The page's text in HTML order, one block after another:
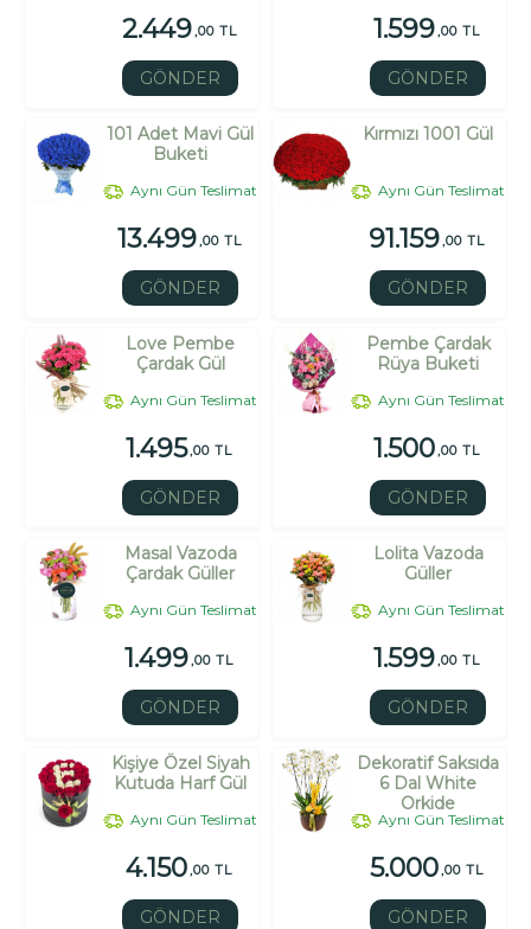
2.449,00 TL
GÖNDER
1.599,00 TL
GÖNDER
101 Adet Mavi Gül
Buketi
Aynı Gün Teslimat
13.499,00 TL
GÖNDER
Kırmızı 1001 Gül
Aynı Gün Teslimat
91.159,00 TL
GÖNDER
Love Pembe
Çardak Gül
Aynı Gün Teslimat
1.495,00 TL
GÖNDER
Pembe Çardak
Rüya Buketi
Aynı Gün Teslimat
1.500,00 TL
GÖNDER
Masal Vazoda
Çardak Güller
Aynı Gün Teslimat
1.499,00 TL
GÖNDER
Lolita Vazoda
Güller
Aynı Gün Teslimat
1.599,00 TL
GÖNDER
Kişiye Özel Siyah
Kutuda Harf Gül
Aynı Gün Teslimat
4.150,00 TL
GÖNDER
Dekoratif Saksıda
6 Dal White
Orkide
Aynı Gün Teslimat
5.000,00 TL
GÖNDER